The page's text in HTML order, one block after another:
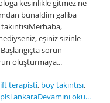
kesinlikle gitmez ne
bunaldim galiba
eşiniz sizinle
sorun
oluşturmaya...
terapisti, boy takıntısı,
ankaraDevamını oku...